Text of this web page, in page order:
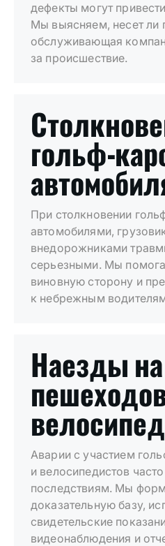
дефекты могут
Мы выясняем, несет ли
обслуживающая
за происшествие.
гольф-
При столкновении
автомобилями,
внедорожниками
серьезными. Мы
виновную сторону и
к небрежным
Наезды на
Аварии с участием
и велосипедистов
последствиям. Мы
доказательную базу,
свидетельские
видеонаблюдения и